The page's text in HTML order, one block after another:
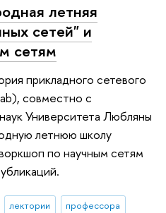
летняя
сетей" и
сетям
прикладного сетевого
совместно с
Университета Любляны
летнюю школу
по научным сетям
лектории
профессора